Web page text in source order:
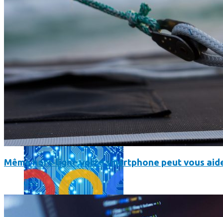
L’intelligence artificielle de Google a maintenant son propre
Même hors-ligne votre smartphone peut vous
Dev